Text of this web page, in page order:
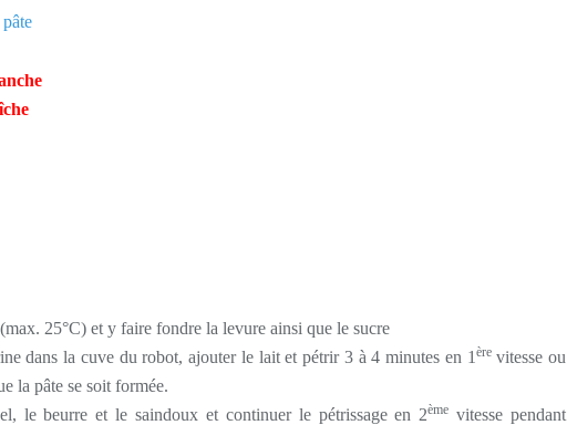
25°C) et y faire fondre la levure ainsi que le sucre
dans la cuve du robot, ajouter le lait et pétrir 3 à 4 minutes en 1 èrevitesse ou
la pâte se soit formée.
le beurre et le saindoux et continuer le pétrissage en 2ème vitesse pendant